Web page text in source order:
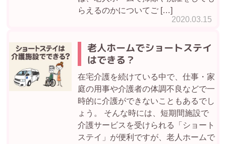
2020.03.15
らえるのかについてご […]
老人ホームでショートステイ
はできる？
在宅介護を続けている中で、仕事・家
庭の用事や介護者の体調不良などで一
時的に介護ができないこともあるでし
ょう。 そんな時には、短期間施設で
介護サービスを受けられる「ショート
ステイ」が便利ですが、老人ホームで